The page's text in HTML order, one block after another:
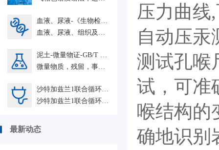
最新动态
压力曲线
自动压汞
测试孔喉
试，可准
喉结构的
确地识别